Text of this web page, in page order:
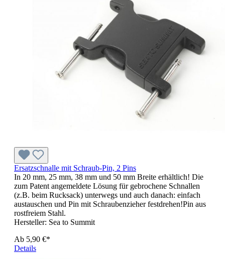
Ersatzschnalle mit Schraub-Pin, 2 Pins
In 20 mm, 25 mm, 38 mm und 50 mm Breite erhältlich! Die
zum Patent angemeldete Lösung für gebrochene Schnallen
(z.B. beim Rucksack) unterwegs und auch danach: einfach
austauschen und Pin mit Schraubenzieher festdrehen!Pin aus
rostfreiem Stahl.
Hersteller: Sea to Summit
Ab 5,90 €*
Details